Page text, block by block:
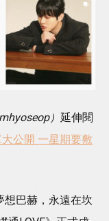
） 延伸閱
公開 一星期要敷
想巴赫，永遠在坎